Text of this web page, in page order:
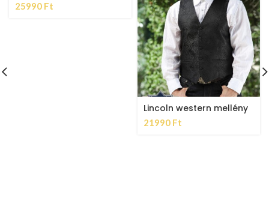
25990 Ft
Lincoln western mellény
21990 Ft